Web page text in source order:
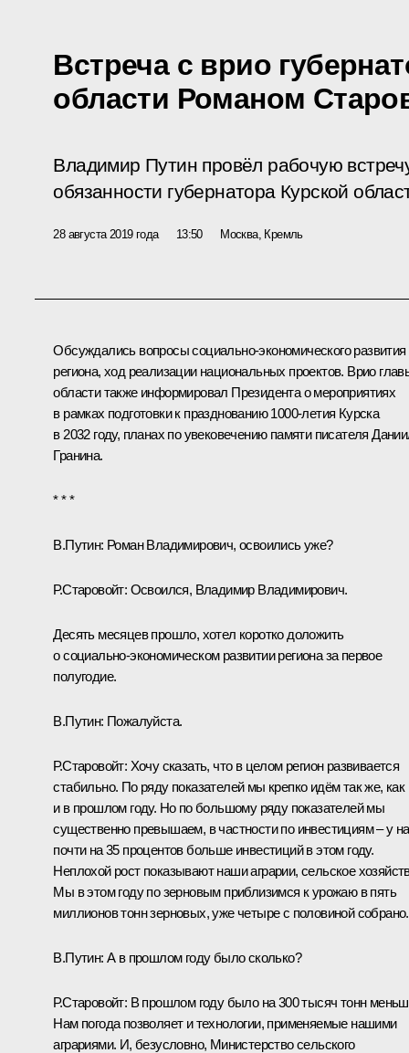
Встреча с врио
области Романом
Владимир Путин провёл рабочую
обязанности губернатора Курской
28 августа 2019 года 13:50 Москва, Кремль
Обсуждались вопросы социально-экономического развития
региона, ход реализации национальных проектов. Врио
области также информировал Президента о мероприятиях
в рамках подготовки к празднованию 1000-летия Курска
в 2032 году, планах по увековечению памяти писателя
Гранина.
* * *
В.Путин: Роман Владимирович, освоились уже?
Р.Старовойт: Освоился, Владимир Владимирович.
Десять месяцев прошло, хотел коротко доложить
о социально‑экономическом развитии региона за первое
полугодие.
В.Путин: Пожалуйста.
Р.Старовойт: Хочу сказать, что в целом регион развивается
стабильно. По ряду показателей мы крепко идём так же, как
и в прошлом году. Но по большому ряду показателей мы
существенно превышаем, в частности по инвестициям – у
почти на 35 процентов больше инвестиций в этом году.
Неплохой рост показывают наши аграрии, сельское
Мы в этом году по зерновым приблизимся к урожаю в пять
миллионов тонн зерновых, уже четыре с половиной собрано.
В.Путин: А в прошлом году было сколько?
Р.Старовойт: В прошлом году было на 300 тысяч тонн
Нам погода позволяет и технологии, применяемые нашими
аграриями. И, безусловно, Министерство сельского